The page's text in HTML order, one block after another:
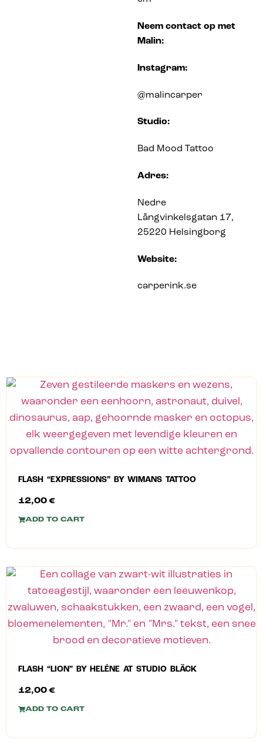
Neem contact op met
Malin:
Instagram:
@malincarper
Studio:
Bad Mood Tattoo
Adres:
Nedre
Långvinkelsgatan 17,
25220 Helsingborg
Website:
carperink.se
FLASH “EXPRESSIONS” BY WIMANS TATTOO
12,00 €
ADD TO CART
FLASH “LION” BY HELÉNE AT STUDIO BLÄCK
12,00 €
ADD TO CART